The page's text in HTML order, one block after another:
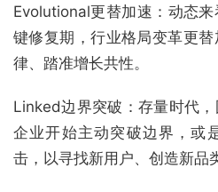
Evolutional更替加速：动态
键修复期，行业格局变革更
律、踏准增长共性。
Linked边界突破：存量时代，
企业开始主动突破边界，或
击，以寻找新用户、创造新品